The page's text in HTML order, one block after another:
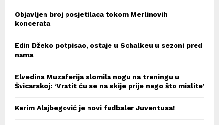
Objavljen broj posjetilaca tokom Merlinovih
koncerata
Edin Džeko potpisao, ostaje u Schalkeu u sezoni pred
nama
Elvedina Muzaferija slomila nogu na treningu u
Švicarskoj: ‘Vratit ću se na skije prije nego što mislite’
Kerim Alajbegović je novi fudbaler Juventusa!